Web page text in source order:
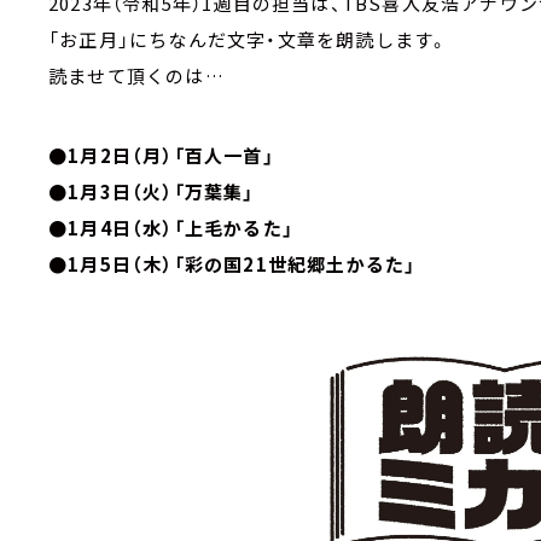
「お正月」にちなんだ文字・文章を朗読します。
読ませて頂くのは…
●1月2日（月）「百人一首」
●1月3日（火）「万葉集」
●1月4日（水）「上毛かるた」
●1月5日（木）「彩の国21世紀郷土かるた」